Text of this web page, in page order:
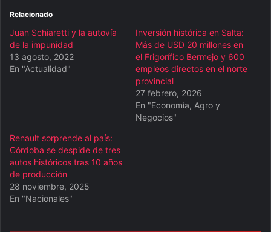
Relacionado
Juan Schiaretti y la autovía
de la impunidad
13 agosto, 2022
En "Actualidad"
Inversión histórica en Salta:
Más de USD 20 millones en
el Frigorífico Bermejo y 600
empleos directos en el norte
provincial
27 febrero, 2026
En "Economía, Agro y
Negocios"
Renault sorprende al país:
Córdoba se despide de tres
autos históricos tras 10 años
de producción
28 noviembre, 2025
En "Nacionales"